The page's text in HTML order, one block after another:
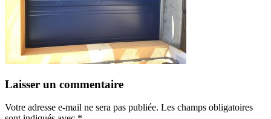
Laisser un commentaire
Votre adresse e-mail ne sera pas publiée. Les champs obligatoires